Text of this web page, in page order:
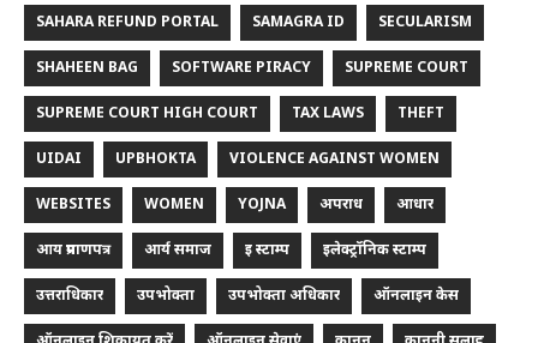
SAHARA REFUND PORTAL SAMAGRA ID SECULARISM
SHAHEEN BAG SOFTWARE PIRACY SUPREME COURT
SUPREME COURT HIGH COURT TAX LAWS THEFT
UIDAI UPBHOKTA VIOLENCE AGAINST WOMEN
WEBSITES WOMEN YOJNA अपराध आधार
आय प्रमाणपत्र आर्य समाज इ स्टाम्प इलेक्ट्रॉनिक स्टाम्प
उत्तराधिकार उपभोक्ता उपभोक्ता अधिकार ऑनलाइन केस